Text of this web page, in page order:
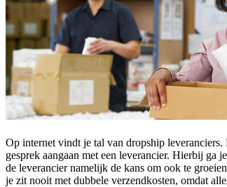
Op internet vindt je tal van dropship
gesprek aangaan met een leverancier. Hierbij
de leverancier namelijk de kans om ook te
je zit nooit met dubbele verzendkosten, omdat